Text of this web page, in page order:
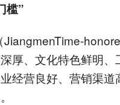
槛”
JiangmenTime-
厚、文化特色鲜明、
经营良好、营销渠道